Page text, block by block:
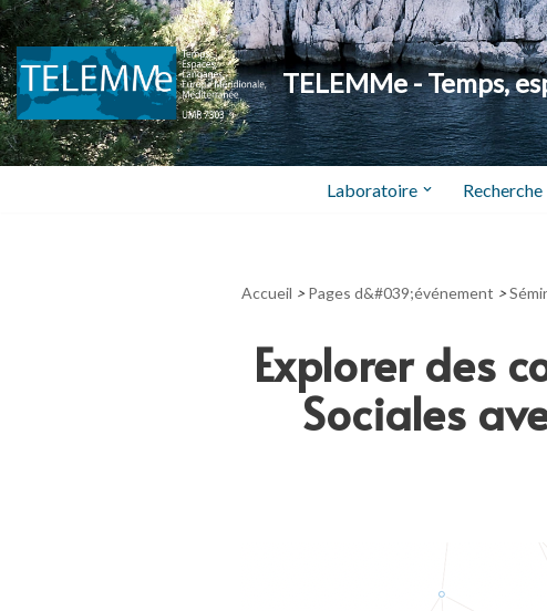
Aller
au
contenu
TELEMMe - Temps,
Laboratoire Recherche
Accueil > Pages d&#039;événement >
Explorer des
Sociales